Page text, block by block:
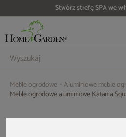
Stwórz strefę SPA we
Meble ogrodowe
Aluminiowe meble
Meble ogrodowe aluminiowe Katania